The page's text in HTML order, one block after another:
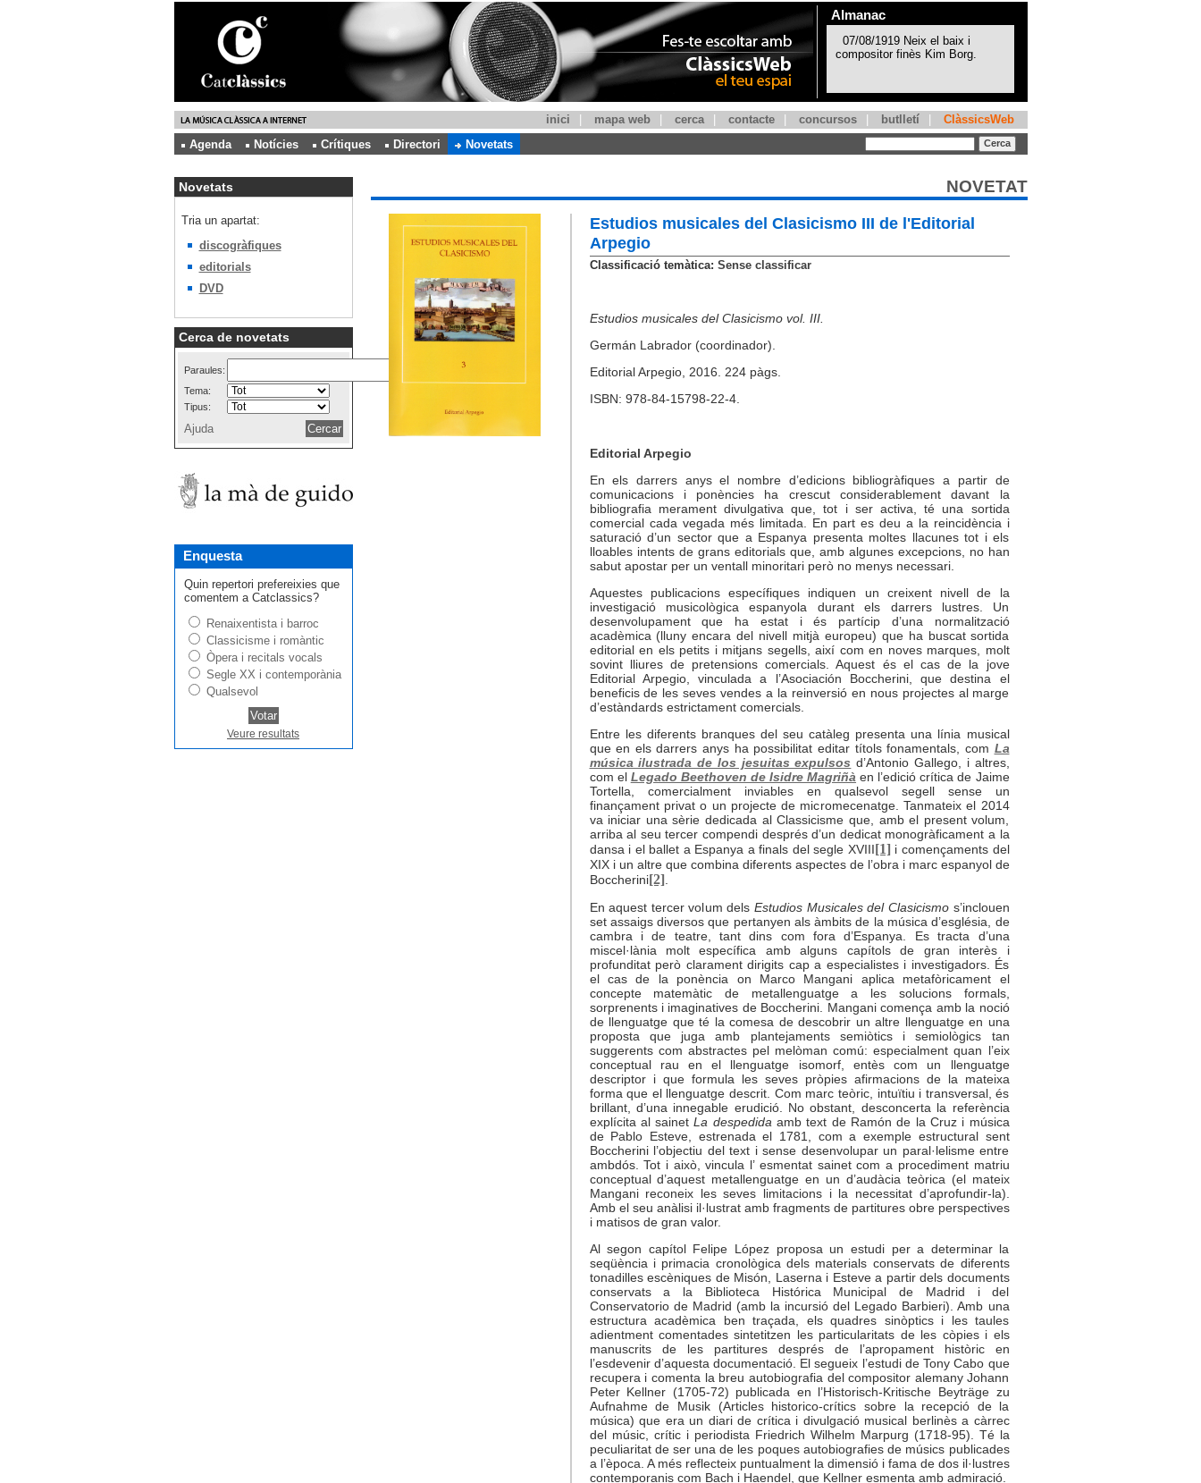
Almanac
inici mapa web cerca contacte concursos butlletí
ClàssicsWeb
Agenda
Notícies Crítiques Directori Novetats
Novetats
Tria un apartat:
discogràfiques
editorials
DVD
Cerca de novetats
Paraules:
Tema:
Tipus:
Ajuda
Enquesta
Quin repertori prefereixies que
comentem a Catclassics?
Renaixentista i barroc
Classicisme i romàntic
Òpera i recitals vocals
Segle XX i contemporània
Qualsevol
Veure resultats
NOVETAT
Estudios musicales del Clasicismo III de l'Editorial
Arpegio
Classificació temàtica: Sense classificar
Estudios musicales del Clasicismo vol. III.
Germán Labrador (coordinador).
Editorial Arpegio, 2016. 224 pàgs.
ISBN: 978-84-15798-22-4.
Editorial Arpegio
En els darrers anys el nombre d’edicions bibliogràfiques a partir de
comunicacions i ponències ha crescut considerablement davant la
bibliografia merament divulgativa que, tot i ser activa, té una sortida
comercial cada vegada més limitada. En part es deu a la reincidència i
saturació d’un sector que a Espanya presenta moltes llacunes tot i els
lloables intents de grans editorials que, amb algunes excepcions, no han
sabut apostar per un ventall minoritari però no menys necessari.
Aquestes publicacions específiques indiquen un creixent nivell de la
investigació musicològica espanyola durant els darrers lustres. Un
desenvolupament que ha estat i és partícip d’una normalització
acadèmica (lluny encara del nivell mitjà europeu) que ha buscat sortida
editorial en els petits i mitjans segells, així com en noves marques, molt
sovint lliures de pretensions comercials. Aquest és el cas de la jove
Editorial Arpegio, vinculada a l’Asociación Boccherini, que destina el
beneficis de les seves vendes a la reinversió en nous projectes al marge
d’estàndards estrictament comercials.
Entre les diferents branques del seu catàleg presenta una línia musical
que en els darrers anys ha possibilitat editar títols fonamentals, com La
música ilustrada de los jesuitas expulsos d’Antonio Gallego, i altres,
com el Legado Beethoven de Isidre Magriñà en l’edició crítica de Jaime
Tortella, comercialment inviables en qualsevol segell sense un
finançament privat o un projecte de micromecenatge. Tanmateix el 2014
va iniciar una sèrie dedicada al Classicisme que, amb el present volum,
arriba al seu tercer compendi després d’un dedicat monogràficament a la
dansa i el ballet a Espanya a finals del segle XVIII[1] i començaments del
XIX i un altre que combina diferents aspectes de l’obra i marc espanyol de
Boccherini[2]
En aquest tercer volum dels Estudios Musicales del Clasicismos’inclouen
set assaigs diversos que pertanyen als àmbits de la música d’església, de
cambra i de teatre, tant dins com fora d’Espanya. Es tracta d’una
miscel·lània molt específica amb alguns capítols de gran interès i
profunditat però clarament dirigits cap a especialistes i investigadors. És
el cas de la ponència on Marco Mangani
aplica metafòricament el
concepte matemàtic de metallenguatge a les solucions formals,
sorprenents i imaginatives de Boccherini. Mangani comença amb la noció
de llenguatge que té la comesa de descobrir un altre llenguatge en una
proposta que juga amb plantejaments semiòtics i semiològics tan
suggerents com abstractes pel melòman comú: especialment quan l’eix
conceptual rau en el llenguatge isomorf, entès com un llenguatge
descriptor i que formula les seves pròpies afirmacions de la mateixa
forma que el llenguatge descrit. Com marc teòric, intuïtiu i transversal, és
brillant, d’una innegable erudició. No obstant, desconcerta la referència
explícita al sainetLa despedida amb text de Ramón de la Cruz i música
de Pablo Esteve, estrenada el 1781, com a exemple estructural sent
Boccherini l’objectiu del text i sense desenvolupar un paral·lelisme entre
ambdós. Tot i això, vincula l’ esmentat sainet com a procediment matriu
conceptual d’aquest metallenguatge en un d’audàcia teòrica (el mateix
Mangani reconeix les seves limitacions i la necessitat d’aprofundir-la).
Amb el seu anàlisi il·lustrat amb fragments de partitures obre perspectives
i matisos de gran valor.
Al segon capítol Felipe López proposa un estudi per a determinar la
seqüència i primacia cronològica dels materials conservats de diferents
tonadilles escèniques de Misón, Laserna i Esteve a partir dels documents
conservats a la Biblioteca Histórica Municipal de Madrid i del
Conservatorio de Madrid (amb la incursió del Legado Barbieri). Amb una
estructura acadèmica ben traçada, els quadres sinòptics i les taules
adientment comentades sintetitzen les particularitats de les còpies i els
manuscrits de les partitures després de l’apropament històric en
l’esdevenir d’aquesta documentació. El segueix l’estudi de Tony Cabo que
recupera i comenta la breu autobiografia del compositor alemany Johann
Peter Kellner (1705-72) publicada en l’Historisch-Kritische Beyträge zu
Aufnahme de Musik (Articles historico-crítics sobre la recepció de la
música) que era un diari de crítica i divulgació musical berlinès a càrrec
del músic, crític i periodista Friedrich Wilhelm Marpurg (1718-95). Té la
peculiaritat de ser una de les poques autobiografies de músics publicades
a l’època. A més reflecteix puntualment la dimensió i fama de dos il·lustres
contemporanis com Bach i Haendel, que Kellner esmenta amb admiració.